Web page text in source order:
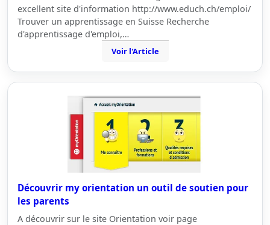
excellent site d'information http://www.educh.ch/emploi/
Trouver un apprentissage en Suisse Recherche
d'apprentissage d'emploi,…
Voir l'Article
Découvrir my orientation un outil de soutien pour
les parents
A découvrir sur le site Orientation voir page